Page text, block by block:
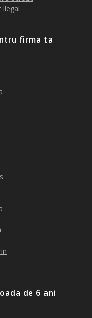
ilegal
firma ta
de 6 ani